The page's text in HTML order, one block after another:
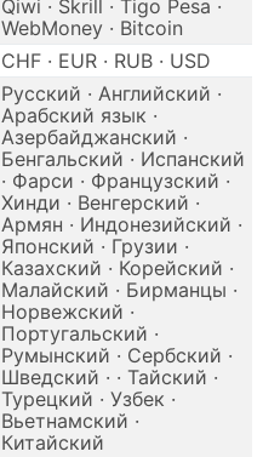
Qiwi · Skrill · Tigo Pesa ·
WebMoney · Bitcoin
CHF · EUR · RUB · USD
Русский · Английский ·
Арабский язык ·
Азербайджанский ·
Бенгальский · Испанский
· Фарси · Французский ·
Хинди · Венгерский ·
Армян · Индонезийский ·
Японский · Грузии ·
Казахский · Корейский ·
Малайский · Бирманцы ·
Норвежский ·
Португальский ·
Румынский · Сербский ·
Шведский · · Тайский ·
Турецкий · Узбек ·
Вьетнамский ·
Китайский